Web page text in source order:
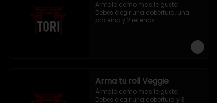
Armalo como mas te guste!
Debes elegir una cobertura, una
proteína y 2 rellenos.
Arma tu roll Veggie
Ármalo como mas te guste!
Debes elegir una cobertura y 3